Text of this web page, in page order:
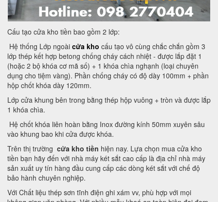
Cấu tạo cửa kho tiền bao gồm 2 lớp:
Hệ thống Lớp ngoài cửa kho cấu tạo vô cùng chắc chắn gồm 3
lớp thép kết hợp betong chống cháy cách nhiệt - được lắp đặt 1
(hoặc 2 bộ khóa cơ mã số) + 1 khóa chìa nghạnh (loại chuyên
dụng cho tiệm vàng). Phần chống cháy có độ dày 100mm + phần
hộp chốt khóa dày 120mm.
Lớp cửa khung bên trong bằng thép hộp vuông + tròn và được lắp
1 khóa chìa.
Hệ chốt khóa liên hoàn bằng Inox đường kính 50mm xuyên sâu
vào khung bao khi cửa được khóa.
Trên thị trường cửa kho tiền hiện nay. Lựa chọn mua cửa kho
tiền bạn hãy đến với nhà máy két sắt cao cấp là địa chỉ nhà máy
sản xuất uy tín hàng đầu cung cấp các dòng két sắt với chế độ
bảo hành chuyên nghiệp.
Với Chất liệu thép sơn tĩnh điện ghi xám vv, phù hợp với mọi